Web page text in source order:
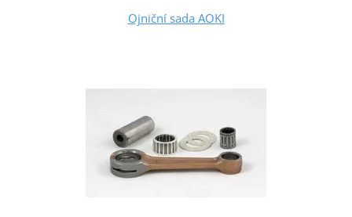
Ojniční sada AOKI